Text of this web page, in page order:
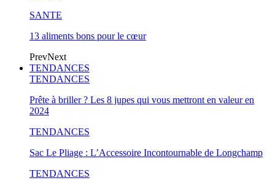
SANTE
13 aliments bons pour le cœur
PrevNext
TENDANCES
TENDANCES
Prête à briller ? Les 8 jupes qui vous mettront en valeur en
2024
TENDANCES
Sac Le Pliage : L’Accessoire Incontournable de Longchamp
TENDANCES